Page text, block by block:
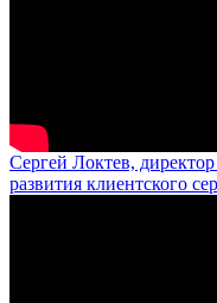
Сергей Локтев,
развития клиентского